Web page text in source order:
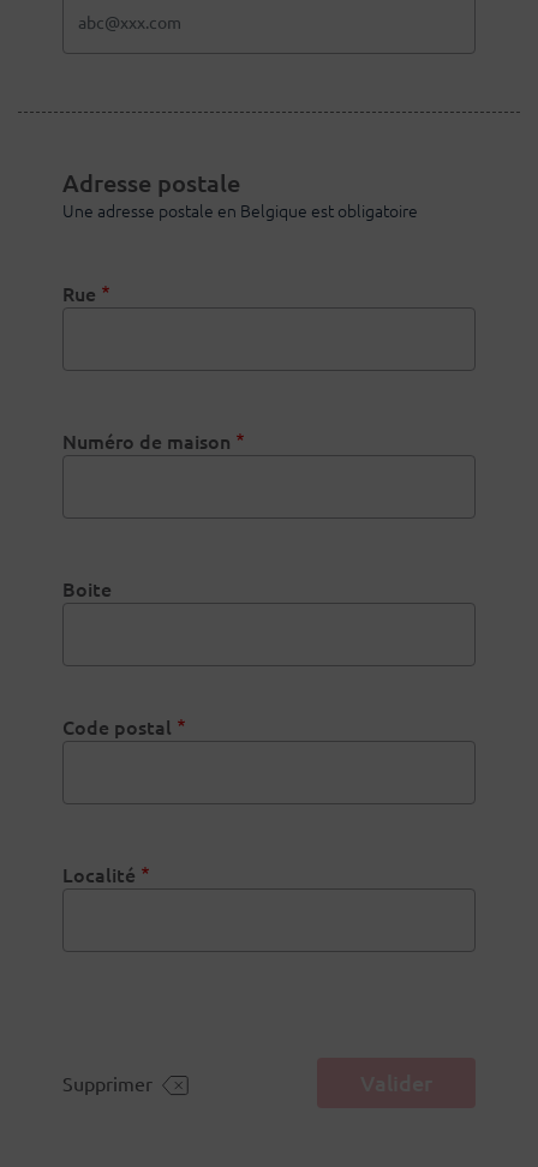
Adresse postale
Une adresse postale en Belgique est obligatoire
Rue
Numéro de maison
Boite
Code postal
Localité
Supprimer